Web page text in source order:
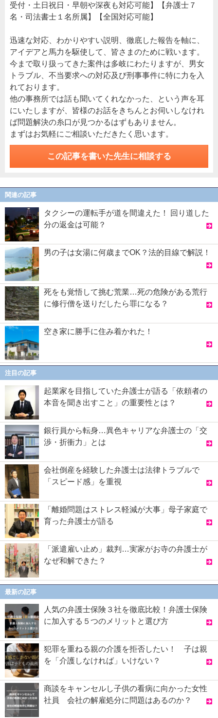
受付・土日祝日・早朝や深夜も対応可能】【弁護士７
名・司法書士１名所属】【全国対応可能】
迅速な対応、わかりやすい説明、徹底した報告を軸に、
アイデアと馬力を駆使して、皆さまのために戦います。
今まで取り扱ってきた案件は多岐にわたりますが、男女
トラブル、不当要求への対応及び刑事事件に特に力を入
れております。
他の事務所では話も聞いてくれなかった、という声を耳
にいたしますが、皆様のお話をきちんとお伺いしなけれ
ば問題解決の糸口が見つかるはずもありません。
まずはお気軽にご相談いただきたく思います。
この記事を書いた先生に相談する
関連の記事
タクシーの運転手が道を間違えた！ 回り道した
分の返金は可能？
男の子は女湯に何歳までOK？法的目線で解説！
死をも覚悟して挑む荒業…死の危険がある荒行
に修行僧を送りだしたら罪になる？
空き家に勝手に住み着かれた！
注目の記事
起業家を目指していた弁護士が語る「依頼者の
本音を聞き出すこと」の重要性とは？
銀行員から転身…異色キャリアな弁護士の「交
渉・折衝力」とは
会社倒産を経験した弁護士は法律トラブルで
「スピード感」を重視
「離婚問題はストレス軽減が大事」母子家庭で
育った弁護士が語る
「派遣雇い止め」裁判…実家がお寺の弁護士が
なぜ和解できた？
最新の記事
人気の弁護士保険３社を徹底比較！弁護士保険
に加入する５つのメリットと選び方
犯罪を重ねる親の介護を拒否したい！ 子は親
を「介護しなければ」いけない？
商談をキャンセルし子供の看病に向かった女性
社員 会社の解雇処分に問題はあるのか？